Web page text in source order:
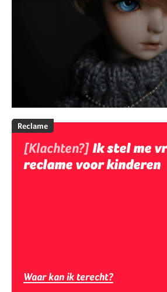
Reclame
[Klachten?] Ik stel me
reclame voor kinderen
Waar kan ik terecht?